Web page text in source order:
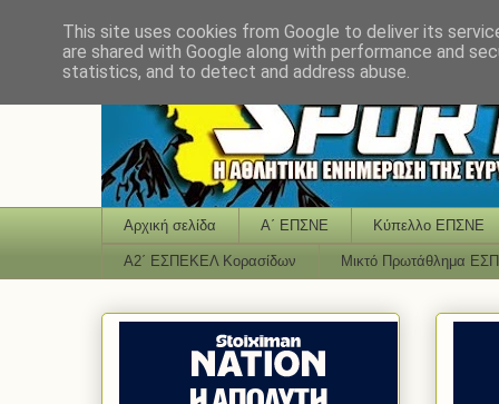
Αρχική σελίδα Α΄ ΕΠΣΝΕ Κύπελλο ΕΠΣΝΕ
Α2΄ ΕΣΠΕΚΕΛ Κορασίδων Μικτό Πρωτάθλημα
This site uses cookies from Google to deliver its
are shared with Google along with performance and
statistics, and to detect and address abuse.